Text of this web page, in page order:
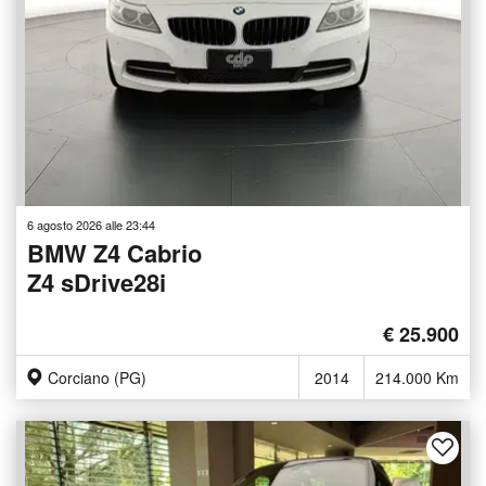
6 agosto 2026 alle 23:44
BMW Z4 Cabrio
Z4 sDrive28i
€ 25.900
Corciano (PG) 2014 214.000 Km